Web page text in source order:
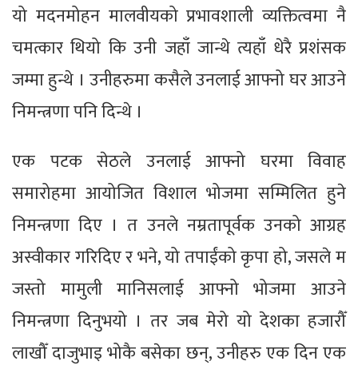
यो मदनमोहन मालवीयको प्रभावशाली व्यक्तित्वमा नै
चमत्कार थियो कि उनी जहाँ जान्थे त्यहाँ धेरै प्रशंसक
जम्मा हुन्थे । उनीहरुमा कसैले उनलाई आफ्नो घर आउने
निमन्त्रणा पनि दिन्थे ।
एक पटक सेठले उनलाई आफ्नो घरमा विवाह
समारोहमा आयोजित विशाल भोजमा सम्मिलित हुने
निमन्त्रणा दिए । त उनले नम्रतापूर्वक उनको आग्रह
अस्वीकार गरिदिए र भने, यो तपाईंको कृपा हो, जसले म
जस्तो मामुली मानिसलाई आफ्नो भोजमा आउने
निमन्त्रणा दिनुभयो । तर जब मेरो यो देशका हजारौँ
लाखौँ दाजुभाइ भोकै बसेका छन्, उनीहरु एक दिन एक